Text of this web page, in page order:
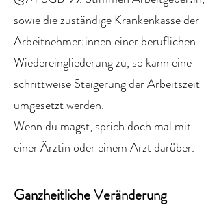
sowie die zuständige Krankenkasse der
Arbeitnehmer:innen einer beruflichen
Wiedereingliederung zu, so kann eine
schrittweise Steigerung der Arbeitszeit
umgesetzt werden.
Wenn du magst, sprich doch mal mit
einer Ärztin oder einem Arzt darüber.
Ganzheitliche Veränderung